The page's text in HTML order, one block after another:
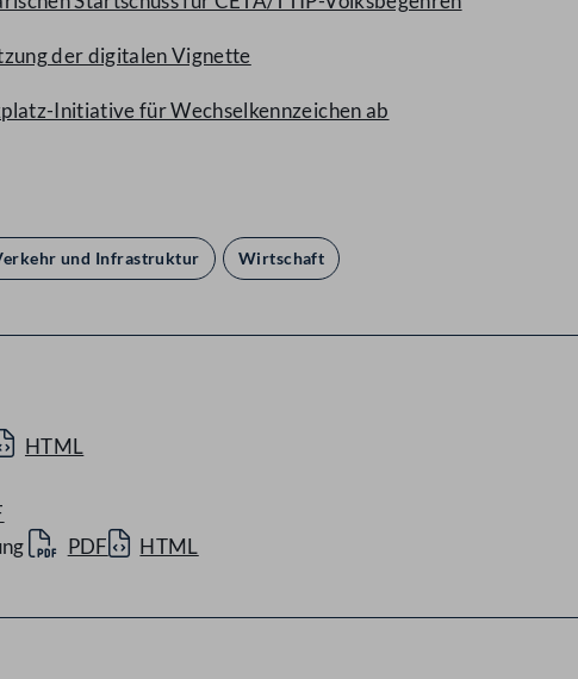
der digitalen Vignette
Initiative für Wechselkennzeichen ab
und Infrastruktur Wirtschaft
HTML
PDF HTML